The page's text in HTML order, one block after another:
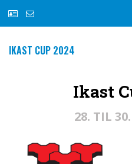
IKAST CUP 2024
Ikast
28. TIL